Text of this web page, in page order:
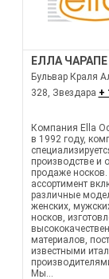
ЕЛЛА ЧАРАПЕ
Бульвар Краля
328, Звездара +
Компания Ella
в 1992 году,
производстве и
продаже
ассортимент
различные
женских,
носков,
материалов,
известными
Мы...